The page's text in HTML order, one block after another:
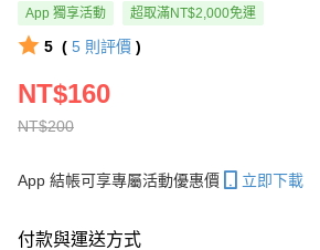
App 獨享活動 超取滿NT$2,000免運
5 ( 5 則評價 )
NT$200
NT$160
App 結帳可享專屬活動優惠價 立即下載
付款與運送方式